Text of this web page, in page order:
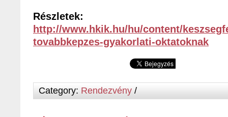
Részletek:
http://www.hkik.hu/hu/content/
tovabbkepzes-gyakorlati-oktatoknak
Category: Rendezvény /